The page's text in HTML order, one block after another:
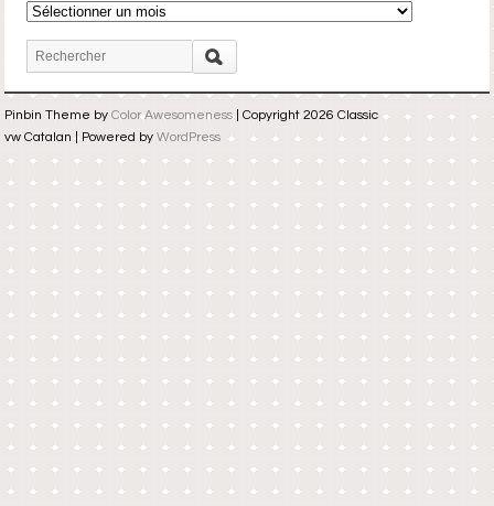
Archives
Pinbin Theme by Color Awesomeness| Copyright 2026 Classic
vw Catalan | Powered by WordPress